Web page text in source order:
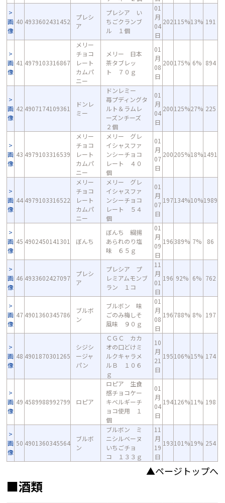
画
像
40 4933602431452
プレシ
ア
プレシア い
ちごクランブ
ル １個
01
月
04
日
202115%13% 191
画
像
41 4979103316867
メリー
チョコ
レート
カムパ
ニー
メリー 日本
茶タブレッ
ト ７０ｇ
01
月
08
日
200175% 6% 894
画
像
42 4907174109361
ドンレ
ミー
ドンレミー
苺プディングタ
ルト＆ラムレ
ーズンチーズ
２個
01
月
04
日
200125%27% 225
画
像
43 4979103316539
メリー
チョコ
レート
カムパ
ニー
メリー グレ
イシャスファ
ンシーチョコ
レート ４０
個
01
月
07
日
200205%18%1491
画
像
44 4979103316522
メリー
チョコ
レート
カムパ
ニー
メリー グレ
イシャスファ
ンシーチョコ
レート ５４
個
01
月
07
日
197134%10%1989
画
像
45 4902450141301 ぼんち
ぼんち 綱揚
あられのり塩
味 ６５ｇ
01
月
09
日
196389% 7% 86
画
像
46 4933602427097
プレシ
ア
プレシア プ
レミアムモンブ
ラン １コ
11
月
01
日
196 92% 6% 762
画
像
47 4901360345786
ブルボ
ン
ブルボン 味
ごのみ梅しそ
風味 ９０ｇ
01
月
08
日
196788% 8% 197
画
像
48 4901870301265
シジシ
ージャ
パン
ＣＧＣ カカ
オの口どけミ
ルクキャラメ
ルＢ １０６
ｇ
10
月
21
日
195106%15% 174
画
像
49 4589988992799 ロピア
ロピア 生食
感チョコケー
キベルギーチ
ョコ使用 １
個
01
月
04
日
194126%11% 198
画
像
50 4901360345564
ブルボ
ン
ブルボン ミ
ニシルベーヌ
いちごチョ
コ １３３ｇ
11
月
19
日
193101%19% 254
▲ページトップへ
■酒類